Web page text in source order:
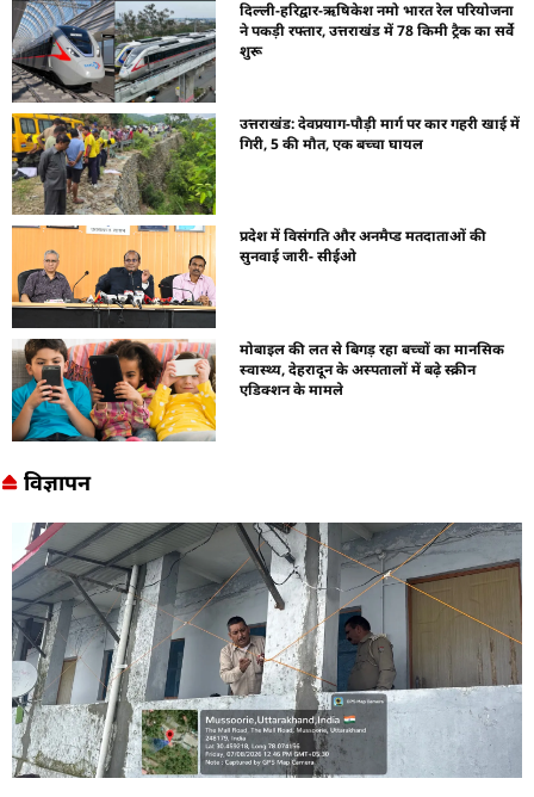
दिल्ली-हरिद्वार-ऋषिकेश नमो भारत रेल परियोजना
ने पकड़ी रफ्तार, उत्तराखंड में 78 किमी ट्रैक का सर्वे
शुरू
उत्तराखंड: देवप्रयाग-पौड़ी मार्ग पर कार गहरी खाई में
गिरी, 5 की मौत, एक बच्चा घायल
प्रदेश में विसंगति और अनमैप्ड मतदाताओं की
सुनवाई जारी- सीईओ
मोबाइल की लत से बिगड़ रहा बच्चों का मानसिक
स्वास्थ्य, देहरादून के अस्पतालों में बढ़े स्क्रीन
एडिक्शन के मामले
विज्ञापन